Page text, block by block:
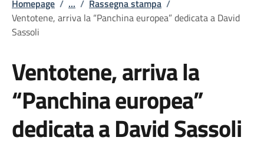
Homepage / ... / Rassegna stampa /
Ventotene, arriva la “Panchina europea” dedicata a David
Sassoli
Ventotene, arriva la
“Panchina europea”
dedicata a David Sassoli